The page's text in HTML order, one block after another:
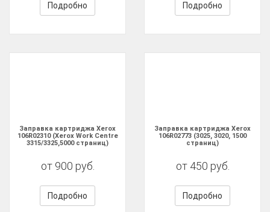
Подробно Подробно
Заправка картриджа Xerox
106R02310 (Xerox Work Centre
3315/3325,5000 страниц)
от 900 руб.
Подробно
Заправка картриджа Xerox
106R02773 (3025, 3020, 1500
страниц)
от 450 руб.
Подробно